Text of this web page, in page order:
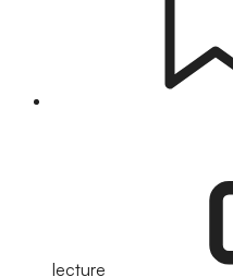
lecture